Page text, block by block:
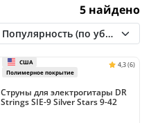
5 найдено
Струны для электрогитары DR
Strings SIE-9 Silver Stars 9-42